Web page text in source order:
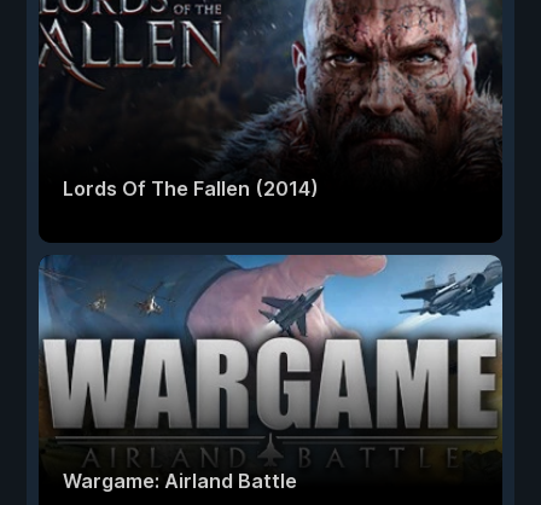
Lords Of The Fallen (2014)
Wargame: Airland Battle